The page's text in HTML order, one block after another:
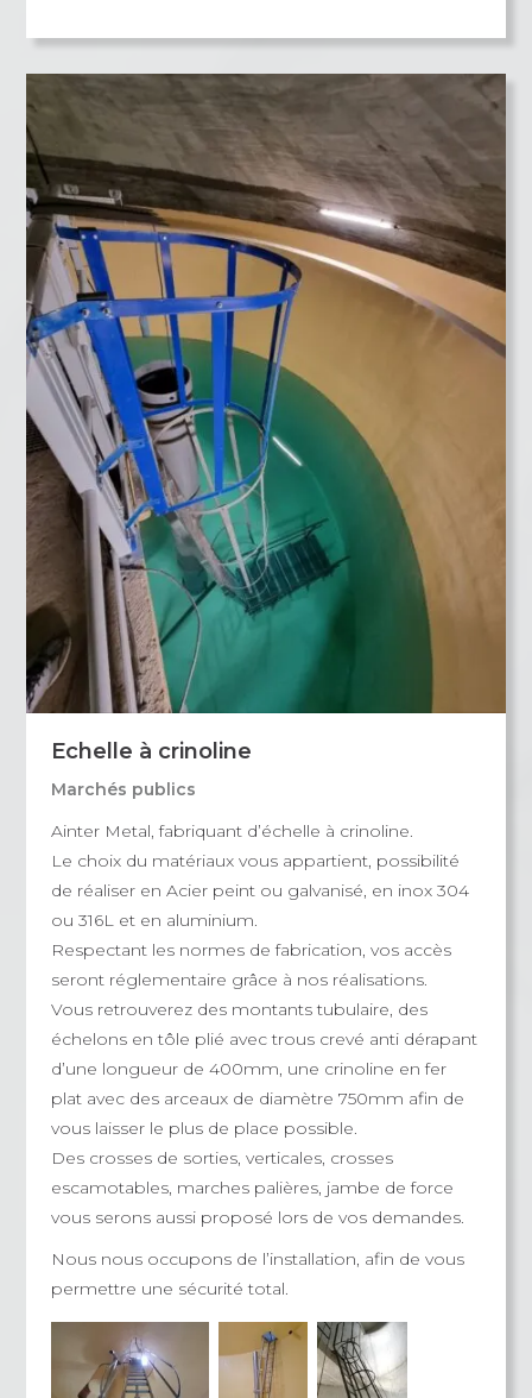
Echelle à crinoline
Marchés publics
Ainter Metal, fabriquant d’échelle à crinoline.
Le choix du matériaux vous appartient, possibilité
de réaliser en Acier peint ou galvanisé, en inox 304
ou 316L et en aluminium.
Respectant les normes de fabrication, vos accès
seront réglementaire grâce à nos réalisations.
Vous retrouverez des montants tubulaire, des
échelons en tôle plié avec trous crevé anti dérapant
d’une longueur de 400mm, une crinoline en fer
plat avec des arceaux de diamètre 750mm afin de
vous laisser le plus de place possible.
Des crosses de sorties, verticales, crosses
escamotables, marches palières, jambe de force
vous serons aussi proposé lors de vos demandes.
Nous nous occupons de l’installation, afin de vous
permettre une sécurité total.